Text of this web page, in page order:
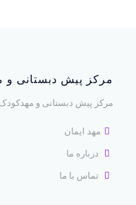
مرکز پیش دبستانی و
مرکز پیش دبستانی و
مهد ایمان
درباره ما
تماس با ما